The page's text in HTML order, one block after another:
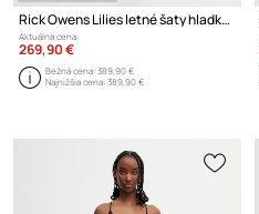
Rick Owens Lilies letné šaty hladké z viskózy
Aktuálna cena:
269,90 €
Bežná cena:389,90 €
Najnižšia cena:389,90 €